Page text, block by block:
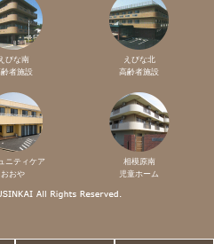
びな南
齢者施設
えびな北
高齢者施設
ニティケア
おおや
相模原南
児童ホーム